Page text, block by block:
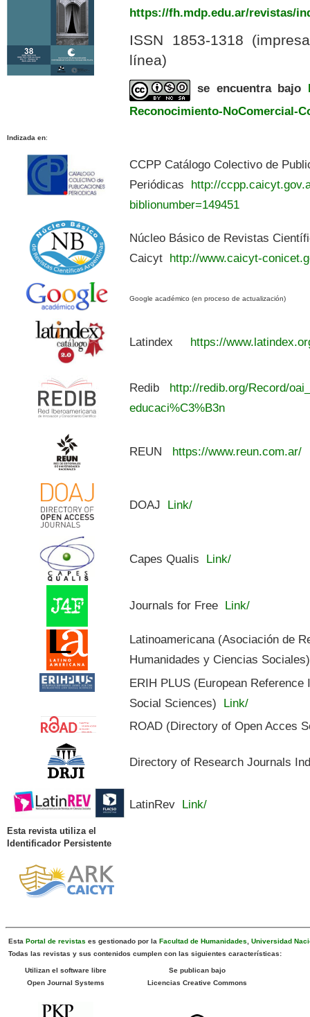
https://fh.mdp.edu.ar/revistas/
ISSN 1853-1318
línea)
se encuentra bajo
Reconocimiento-NoComercial-
Indizada en:
CCPP Catálogo Colectivo de
Periódicas http://
biblionumber=149451
Núcleo Básico de Revistas
Caicyt http://www.caicyt-
Google académico (en proceso de actualización)
Latindex https://
Redib
http://redib.org/Record/
educaci%C3%B3n
REUN https://www.reun.com.ar/
DOAJ Link/
Capes Qualis Link/
Journals for Free Link/
Latinoamericana (Asociación de
Humanidades y Ciencias Sociales)
ERIH PLUS (European
Social Sciences) Link/
ROAD (Directory of Open Acces
Directory of Research Journals
LatinRev Link/
Esta revista utiliza el
Identificador Persistente
Esta Portal de revistas es gestionado por la Facultad de Humanidades
Universidad
Todas las revistas y sus contenidos cumplen con las siguientes características:
Utilizan el software libre
Open Journal Systems
Se publican bajo
Licencias Creative Commons